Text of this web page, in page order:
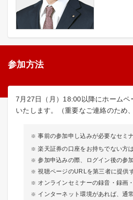
参加方法
7月27日（月）18:00以降にホーム
いたします。（重要なご連絡のため
事前の参加申し込みが必要なセミ
楽天証券の口座をお持ちでない方
参加申込みの際、ログイン後の参
視聴ページのURLを第三者に提供
オンラインセミナーの録音・録画
インターネット環境があれば、通